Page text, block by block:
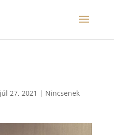
júl 27, 2021 | Nincsenek